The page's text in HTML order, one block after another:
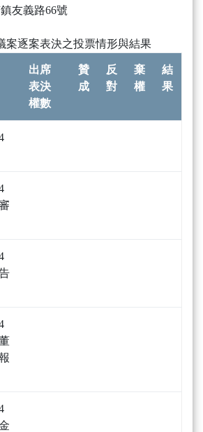
友義路66號
案逐案表決之投票情形與結果
出席
表決
權數
贊
成
反
對
棄
權
結
果